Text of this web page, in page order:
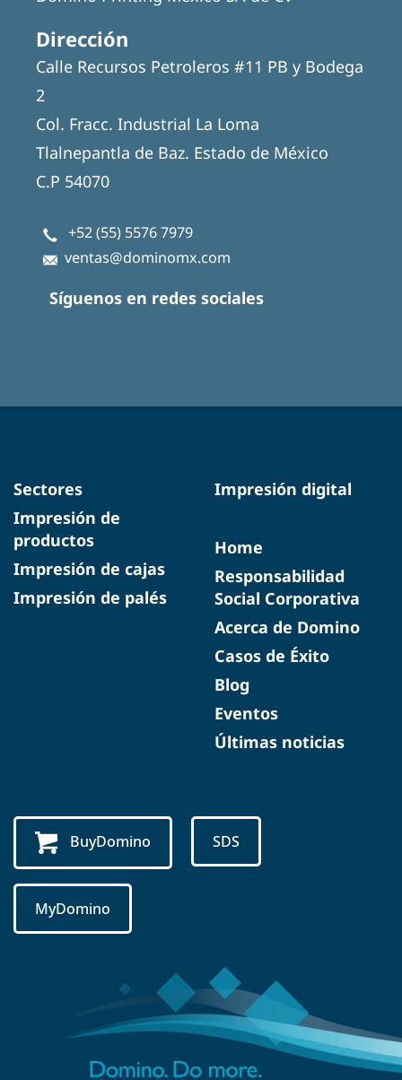
Dirección
Calle Recursos Petroleros #11 PB y Bodega
2
Col. Fracc. Industrial La Loma
Tlalnepantla de Baz. Estado de México
C.P 54070
+52 (55) 5576 7979
ventas@dominomx.com
Síguenos en redes sociales
Sectores
Impresión de
productos
Impresión de cajas
Impresión de palés
Impresión digital
Home
Responsabilidad
Social Corporativa
Acerca de Domino
Casos de Éxito
Blog
Eventos
Últimas noticias
BuyDomino SDS
MyDomino